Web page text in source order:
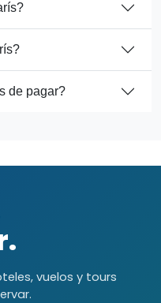
de pagar?
vuelos y tours